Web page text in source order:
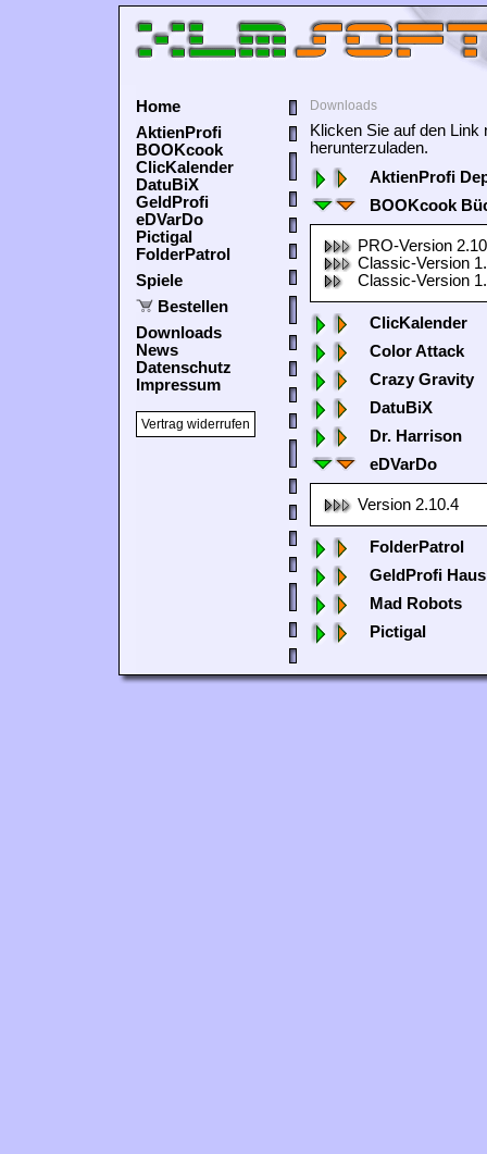
Home
AktienProfi
BOOKcook
ClicKalender
DatuBiX
GeldProfi
eDVarDo
Pictigal
FolderPatrol
Spiele
Bestellen
Downloads
News
Datenschutz
Impressum
Vertrag widerrufen
Downloads
Klicken Sie auf den
herunterzuladen.
AktienProfi
BOOKcook
PRO-Version
Classic-Version
Classic-Version
ClicKalender
Color Attack
Crazy Gravity
DatuBiX
Dr. Harrison
eDVarDo
Version 2.10.4
FolderPatrol
GeldProfi
Mad Robots
Pictigal